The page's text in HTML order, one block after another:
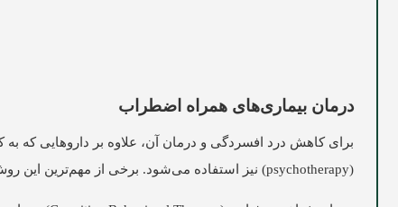
درمان بیماری‌های همراه اضطراب
برای کاهش درد افسردگی و درمان آن، علاوه بر داروهایی
(psychotherapy) نیز استفاده می‌شود. برخی از مهم‌ترین این روش‌ها به شرح زیر است: